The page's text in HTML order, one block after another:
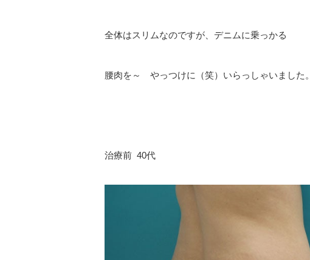
全体はスリムなのですが、デニムに乗っかる
腰肉を～ やっつけに（笑）いらっしゃいました。
治療前 40代